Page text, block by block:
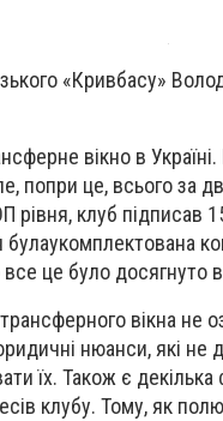
«Кривбасу»
вікно в
попри це, всього за
рівня, клуб підписав
це було досягнуто
вікна не
нюанси, які
їх. Також є декілька
клубу. Тому, як